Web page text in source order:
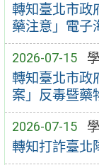
轉知臺北市政
藥注意」電子
2026-07-15
轉知臺北市政
案」反毒暨藥
2026-07-15
轉知打詐臺北